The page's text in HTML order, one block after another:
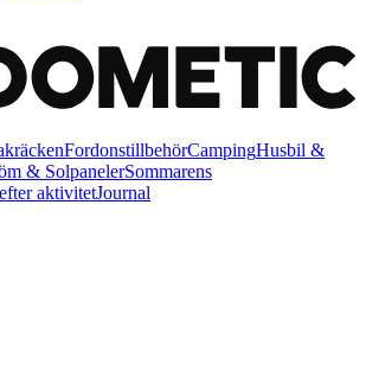
FordonstillbehörCampingHusbil &
& SolpanelerSommarens
aktivitetJournal